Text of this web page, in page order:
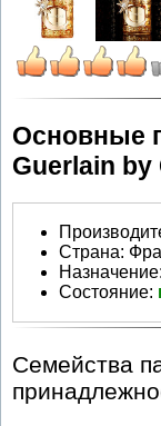
Основные
Guerlain by
Страна:
Назначение:
Состояние:
Семейства